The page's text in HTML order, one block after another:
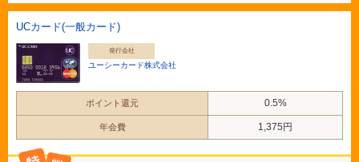
UCカード(一般カード)
発行会社
ユーシーカード株式会社
ポイント還元 0.5%
年会費 1,375円